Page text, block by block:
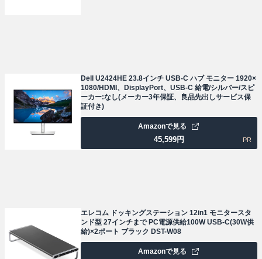
Dell U2424HE 23.8インチ USB-C ハブ モニター 1920×
1080/HDMI、DisplayPort、USB-C 給電/シルバー/スピ
ーカー:なし(メーカー3年保証、良品先出しサービス保
証付き)
45,599円
Amazonで見る
PR
エレコム ドッキングステーション 12in1 モニタースタ
ンド型 27インチまで PC電源供給100W USB-C(30W供
給)×2ポート ブラック DST-W08
Amazonで見る